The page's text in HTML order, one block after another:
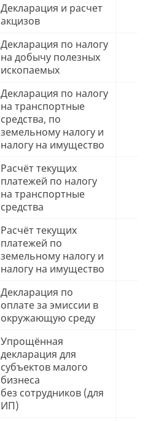
Декларация и расчет
акцизов
Декларация по налогу
на добычу полезных
ископаемых
Декларация по налогу
на транспортные
средства, по
земельному налогу и
налогу на имущество
Расчёт текущих
платежей по налогу
на транспортные
средства
Расчёт текущих
платежей по
земельному налогу и
налогу на имущество
Декларация по
оплате за эмиссии в
окружающую среду
Упрощённая
декларация для
субъектов малого
бизнеса
без сотрудников (для
ИП)